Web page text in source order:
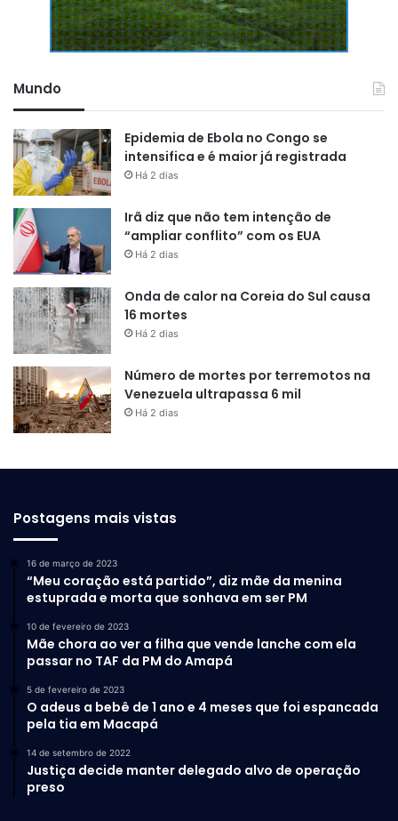
Mundo
Epidemia de Ebola no Congo se
intensifica e é maior já registrada
Há 2 dias
Irã diz que não tem intenção de
“ampliar conflito” com os EUA
Há 2 dias
Onda de calor na Coreia do Sul causa
16 mortes
Há 2 dias
Número de mortes por terremotos na
Venezuela ultrapassa 6 mil
Há 2 dias
Postagens mais vistas
16 de março de 2023
“Meu coração está partido”, diz mãe da menina
estuprada e morta que sonhava em ser PM
10 de fevereiro de 2023
Mãe chora ao ver a filha que vende lanche com ela
passar no TAF da PM do Amapá
5 de fevereiro de 2023
O adeus a bebê de 1 ano e 4 meses que foi espancada
pela tia em Macapá
14 de setembro de 2022
Justiça decide manter delegado alvo de operação
preso